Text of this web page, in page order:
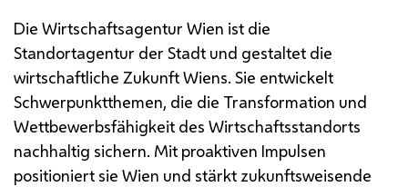
Die Wirtschaftsagentur Wien ist die
Standortagentur der Stadt und gestaltet die
wirtschaftliche Zukunft Wiens. Sie entwickelt
Schwerpunktthemen, die die Transformation und
Wettbewerbsfähigkeit des Wirtschaftsstandorts
nachhaltig sichern. Mit proaktiven Impulsen
positioniert sie Wien und stärkt zukunftsweisende